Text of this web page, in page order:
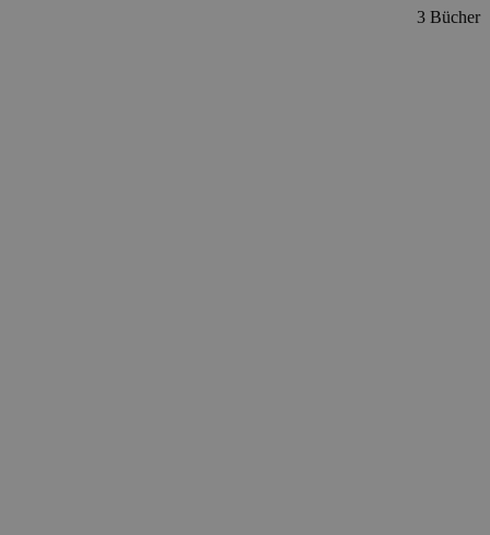
3 Bücher